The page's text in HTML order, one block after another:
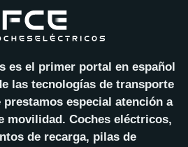
es el primer portal en español
las tecnologías de transporte
especial atención a
movilidad. Coches eléctricos,
de recarga, pilas de